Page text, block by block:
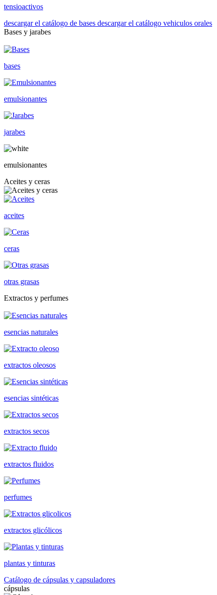
tensioactivos
descargar el catálogo de bases descargar el catálogo vehiculos orales
Bases y jarabes
bases
emulsionantes
jarabes
emulsionantes
Aceites y ceras
aceites
ceras
otras grasas
Extractos y perfumes
esencias naturales
extractos oleosos
esencias sintéticas
extractos secos
extractos fluidos
perfumes
extractos glicólicos
plantas y tinturas
Catálogo de cápsulas y capsuladores
cápsulas